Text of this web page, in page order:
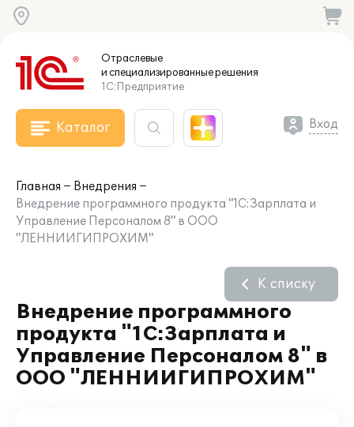
Отраслевые
и специализированныерешения
1С:Предприятие
Каталог Вход
Главная
Внедрения
Внедрение программного продукта "1С:Зарплата и
Управление Персоналом 8" в ООО
"ЛЕННИИГИПРОХИМ"
Внедрение программного
продукта "1С:Зарплата и
Управление Персоналом 8" в
ООО "ЛЕННИИГИПРОХИМ"
К списку